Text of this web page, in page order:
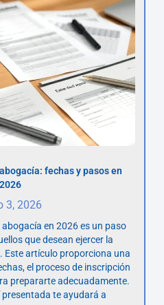
fechas y pasos en
2026
3, 2026
abogacía en 2026 es un paso
que desean ejercer la
Este artículo proporciona una
el proceso de inscripción
prepararte adecuadamente.
te ayudará a